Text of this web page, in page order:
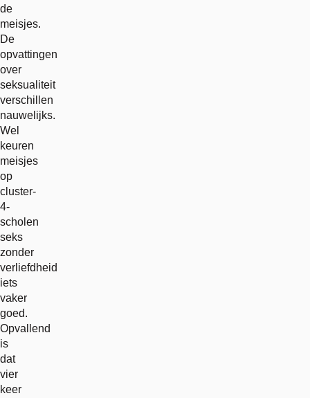
de
meisjes.
De
opvattingen
over
seksualiteit
verschillen
nauwelijks.
Wel
keuren
meisjes
op
cluster-
4-
scholen
seks
zonder
verliefdheid
iets
vaker
goed.
Opvallend
is
dat
vier
keer